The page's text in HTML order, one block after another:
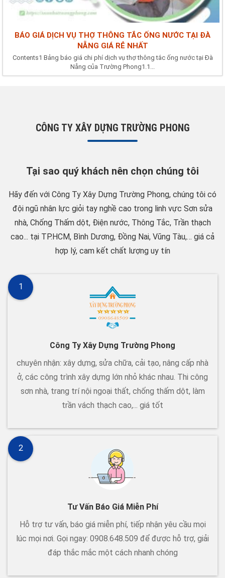
BÁO GIÁ DỊCH VỤ THỢ THÔNG TẮC ỐNG NƯỚC TẠI ĐÀ
NẴNG GIÁ RẺ NHẤT
Contents1 Bảng báo giá chi phí dịch vụ thợ thông tắc ống nước tại Đà
Nẵng của Trường Phong1.1...
CÔNG TY XÂY DỰNG TRƯỜNG PHONG
Tại sao quý khách nên chọn chúng tôi
Hãy đến với Công Ty Xây Dựng Trường Phong, chúng tôi có
đội ngũ nhân lực giỏi tay nghề cao trong linh vực Sơn sửa
nhà, Chống Thấm dột, Điện nước, Thông Tắc, Trần thạch
cao... tại TP.HCM, Bình Dương, Đồng Nai, Vũng Tàu,… giá cả
hợp lý, cam kết chất lượng uy tín
Công Ty Xây Dựng Trường Phong
chuyên nhận: xây dựng, sửa chữa, cải tạo, nâng cấp nhà
ở, các công trình xây dựng lớn nhỏ khác nhau. Thi công
sơn nhà, trang trí nội ngoại thất, chống thấm dột, làm
trần vách thạch cao,... giá tốt
1
Tư Vấn Báo Giá Miễn Phí
Hỗ trợ tư vấn, báo giá miễn phí, tiếp nhận yêu cầu mọi
lúc mọi nơi. Gọi ngay: 0908.648.509 để được hỗ trợ, giải
đáp thắc mắc một cách nhanh chóng
2